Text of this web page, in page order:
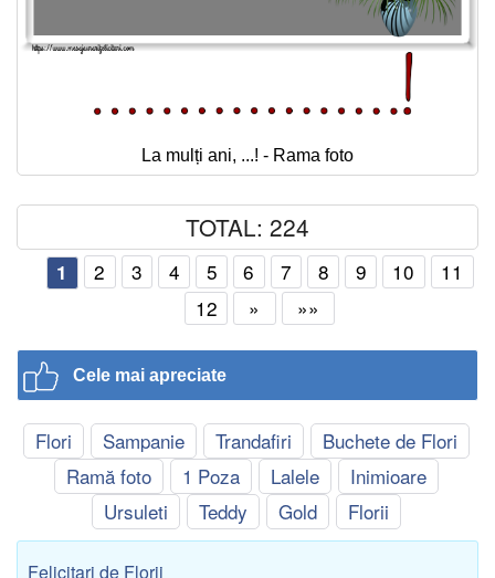
La mulți ani, ...! - Rama foto
TOTAL: 224
1 2 3 4 5 6 7 8 9 10
11
12
» »»
Cele mai apreciate
Flori Sampanie Trandafiri
Buchete de Flori
Ramă foto
1 Poza Lalele
Inimioare
Ursuleti
Teddy Gold Florii
Felicitari de Florii